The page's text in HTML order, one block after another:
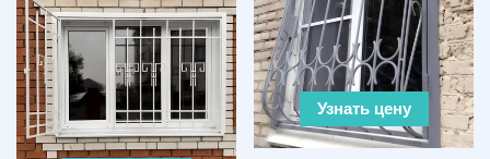
Узнать цену